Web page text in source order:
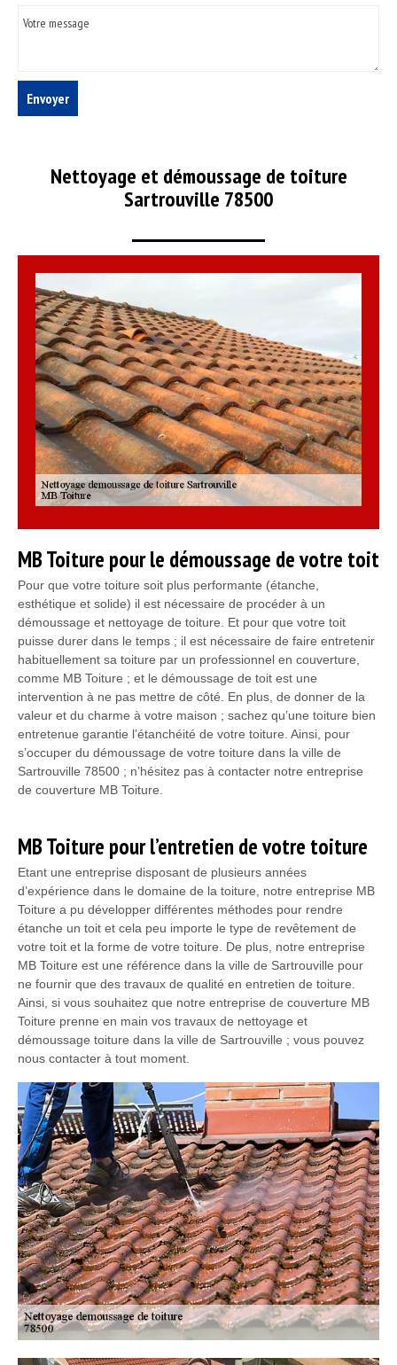
Nettoyage et démoussage de toiture
Sartrouville 78500
MB Toiture pour le démoussage de votre toit
Pour que votre toiture soit plus performante (étanche,
esthétique et solide) il est nécessaire de procéder à un
démoussage et nettoyage de toiture. Et pour que votre toit
puisse durer dans le temps ; il est nécessaire de faire entretenir
habituellement sa toiture par un professionnel en couverture,
comme MB Toiture ; et le démoussage de toit est une
intervention à ne pas mettre de côté. En plus, de donner de la
valeur et du charme à votre maison ; sachez qu’une toiture bien
entretenue garantie l’étanchéité de votre toiture. Ainsi, pour
s’occuper du démoussage de votre toiture dans la ville de
Sartrouville 78500 ; n’hésitez pas à contacter notre entreprise
de couverture MB Toiture.
MB Toiture pour l’entretien de votre toiture
Etant une entreprise disposant de plusieurs années
d’expérience dans le domaine de la toiture, notre entreprise MB
Toiture a pu développer différentes méthodes pour rendre
étanche un toit et cela peu importe le type de revêtement de
votre toit et la forme de votre toiture. De plus, notre entreprise
MB Toiture est une référence dans la ville de Sartrouville pour
ne fournir que des travaux de qualité en entretien de toiture.
Ainsi, si vous souhaitez que notre entreprise de couverture MB
Toiture prenne en main vos travaux de nettoyage et
démoussage toiture dans la ville de Sartrouville ; vous pouvez
nous contacter à tout moment.